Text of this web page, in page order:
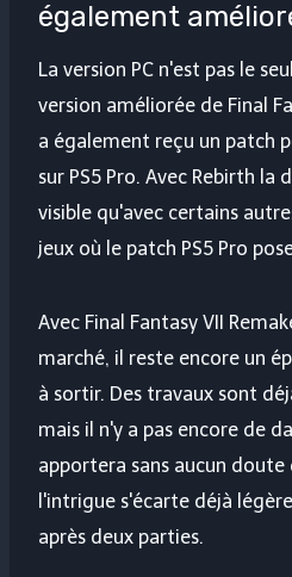
également
La version PC n'est pas le
version améliorée de Final
a également reçu un patch
sur PS5 Pro. Avec Rebirth la
visible qu'avec certains
jeux où le patch PS5 Pro
Avec Final Fantasy VII
marché, il reste encore un
à sortir. Des travaux sont
mais il n'y a pas encore de
apportera sans aucun doute
l'intrigue s'écarte déjà
après deux parties.